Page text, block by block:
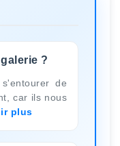
?
de
car ils nous
plus